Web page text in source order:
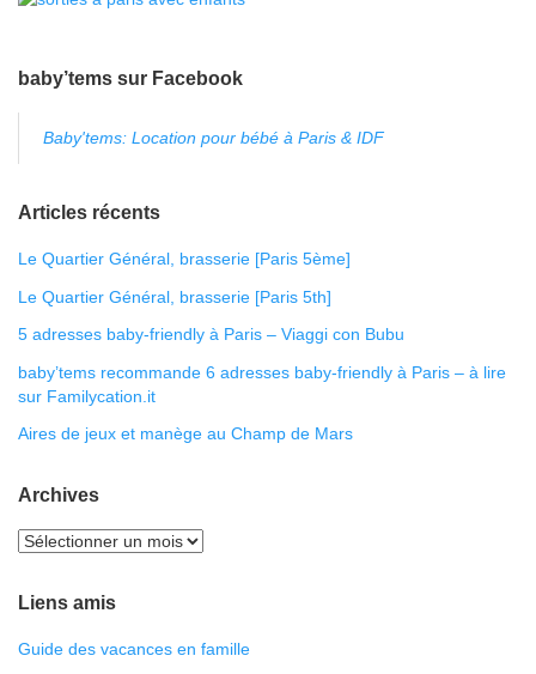
baby’tems sur Facebook
Baby'tems: Location pour bébé à Paris & IDF
Articles récents
Le Quartier Général, brasserie [Paris 5ème]
Le Quartier Général, brasserie [Paris 5th]
5 adresses baby-friendly à Paris – Viaggi con Bubu
baby’tems recommande 6 adresses baby-friendly à Paris – à lire
sur Familycation.it
Aires de jeux et manège au Champ de Mars
Archives
Liens amis
Guide des vacances en famille